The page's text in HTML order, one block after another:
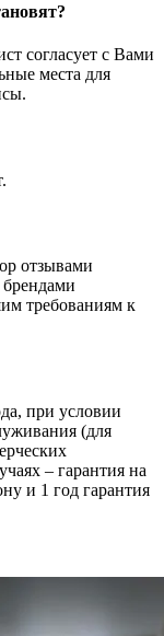
согласует с Вами
места для
отзывами
требованиям к
при условии
(для
– гарантия на
и 1 год гарантия